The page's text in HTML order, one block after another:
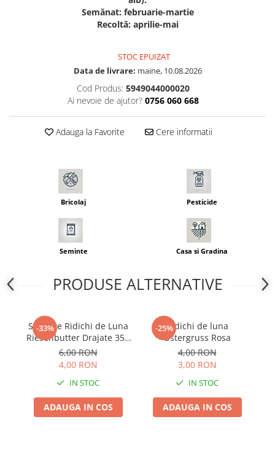
Seminte Vinete
Seminte zucchini
Seminte pentru germinare
Seminte trifoi
Erbicid
Insecticid
Tratamente repaus vegetativ
Ingrasaminte plante
Ingrasaminte plante
Ingrasaminte plante - CUTIE / KG
Semănat: februarie-martie
Recoltă: aprilie-mai
STOC EPUIZAT
Data de livrare: maine, 10.08.2026
Cod Produs: 5949044000020
Ai nevoie de ajutor? 0756 060 668
Adauga la Favorite Cere informatii
Bricolaj Pesticide
Seminte Casa si Gradina
PRODUSE ALTERNATIVE
-33%
Seminte Ridichi de Luna
Riesenbutter Drajate 350
sem Kertimag - Soi Gigant
6,00 RON
4,00 RON
IN STOC
ADAUGA IN COS
-25%Ridichi de luna
Ostergruss Rosa
4,00 RON
3,00 RON
IN STOC
ADAUGA IN COS